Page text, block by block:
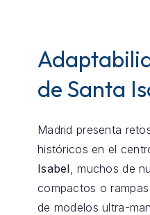
de Santa
Madrid presenta
históricos en el
Isabel , muchos de
compactos o
de modelos ultra-